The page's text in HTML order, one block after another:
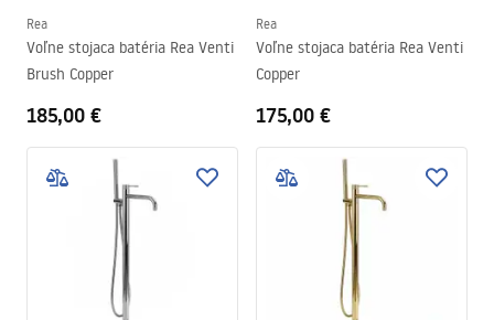
Rea
Voľne stojaca batéria Rea Venti
Brush Copper
185,00 €
Rea
Voľne stojaca batéria Rea Venti
Copper
175,00 €